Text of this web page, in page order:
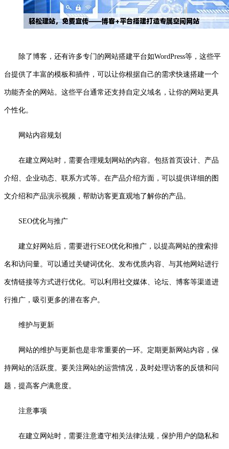
除了博客，还有许多专门的网站搭建平台如WordPress等，这些平
台提供了丰富的模板和插件，可以让你根据自己的需求快速搭建一个
功能齐全的网站。这些平台通常还支持自定义域名，让你的网站更具
个性化。
网站内容规划
在建立网站时，需要合理规划网站的内容。包括首页设计、产品
介绍、企业动态、联系方式等。在产品介绍方面，可以提供详细的图
文介绍和产品演示视频，帮助访客更直观地了解你的产品。
SEO优化与推广
建立好网站后，需要进行SEO优化和推广，以提高网站的搜索排
名和访问量。可以通过关键词优化、发布优质内容、与其他网站进行
友情链接等方式进行优化。可以利用社交媒体、论坛、博客等渠道进
行推广，吸引更多的潜在客户。
维护与更新
网站的维护与更新也是非常重要的一环。定期更新网站内容，保
持网站的活跃度。要关注网站的运营情况，及时处理访客的反馈和问
题，提高客户满意度。
注意事项
在建立网站时，需要注意遵守相关法律法规，保护用户的隐私和